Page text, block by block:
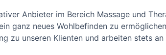
Anbieter im Bereich Massage und
ganz neues Wohlbefinden zu
zu unseren Klienten und arbeiten stets